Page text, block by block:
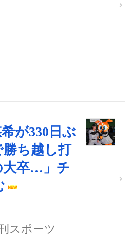
が330日ぶ
勝ち越し打
大卒…」チ
スポーツ